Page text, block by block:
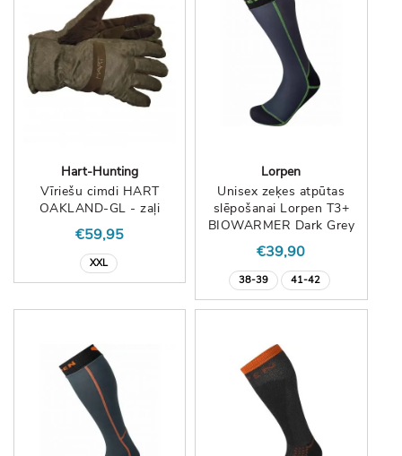
Hart-Hunting
Vīriešu cimdi HART
OAKLAND-GL - zaļi
€59,95
XXL
Lorpen
Unisex zeķes atpūtas
slēpošanai Lorpen T3+
BIOWARMER Dark Grey
€39,90
38-39 41-42